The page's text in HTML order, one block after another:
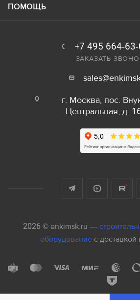
ПОМОЩЬ
+7 495 664-
ЗАКАЗАТЬ
г. Москва, пос.
Центральная, д.
2026 © enkimsk.ru —
оборудование с